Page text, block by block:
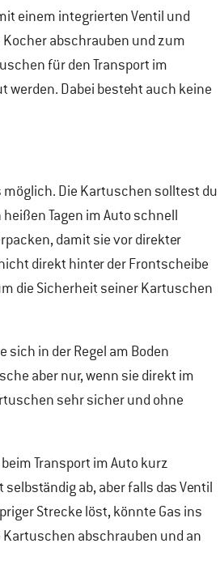
einem integrierten Ventil und
abschrauben und zum
für den Transport im
werden. Dabei besteht auch keine
Die Kartuschen solltest du
Tagen im Auto schnell
damit sie vor direkter
direkt hinter der Frontscheibe
die Sicherheit seiner Kartuschen
in der Regel am Boden
aber nur, wenn sie direkt im
sehr sicher und ohne
Transport im Auto kurz
ab, aber falls das Ventil
Strecke löst, könnte Gas ins
Kartuschen abschrauben und an